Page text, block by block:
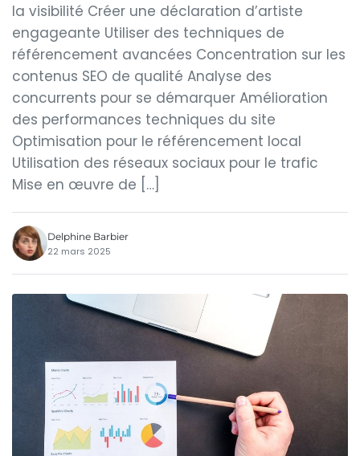
la visibilité Créer une déclaration d’artiste
engageante Utiliser des techniques de
référencement avancées Concentration sur les
contenus SEO de qualité Analyse des
concurrents pour se démarquer Amélioration
des performances techniques du site
Optimisation pour le référencement local
Utilisation des réseaux sociaux pour le trafic
Mise en œuvre de […]
Delphine Barbier
22 mars 2025